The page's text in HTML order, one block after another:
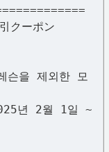
クーポン
슨을 제외한 모
년 2월 1일 ~